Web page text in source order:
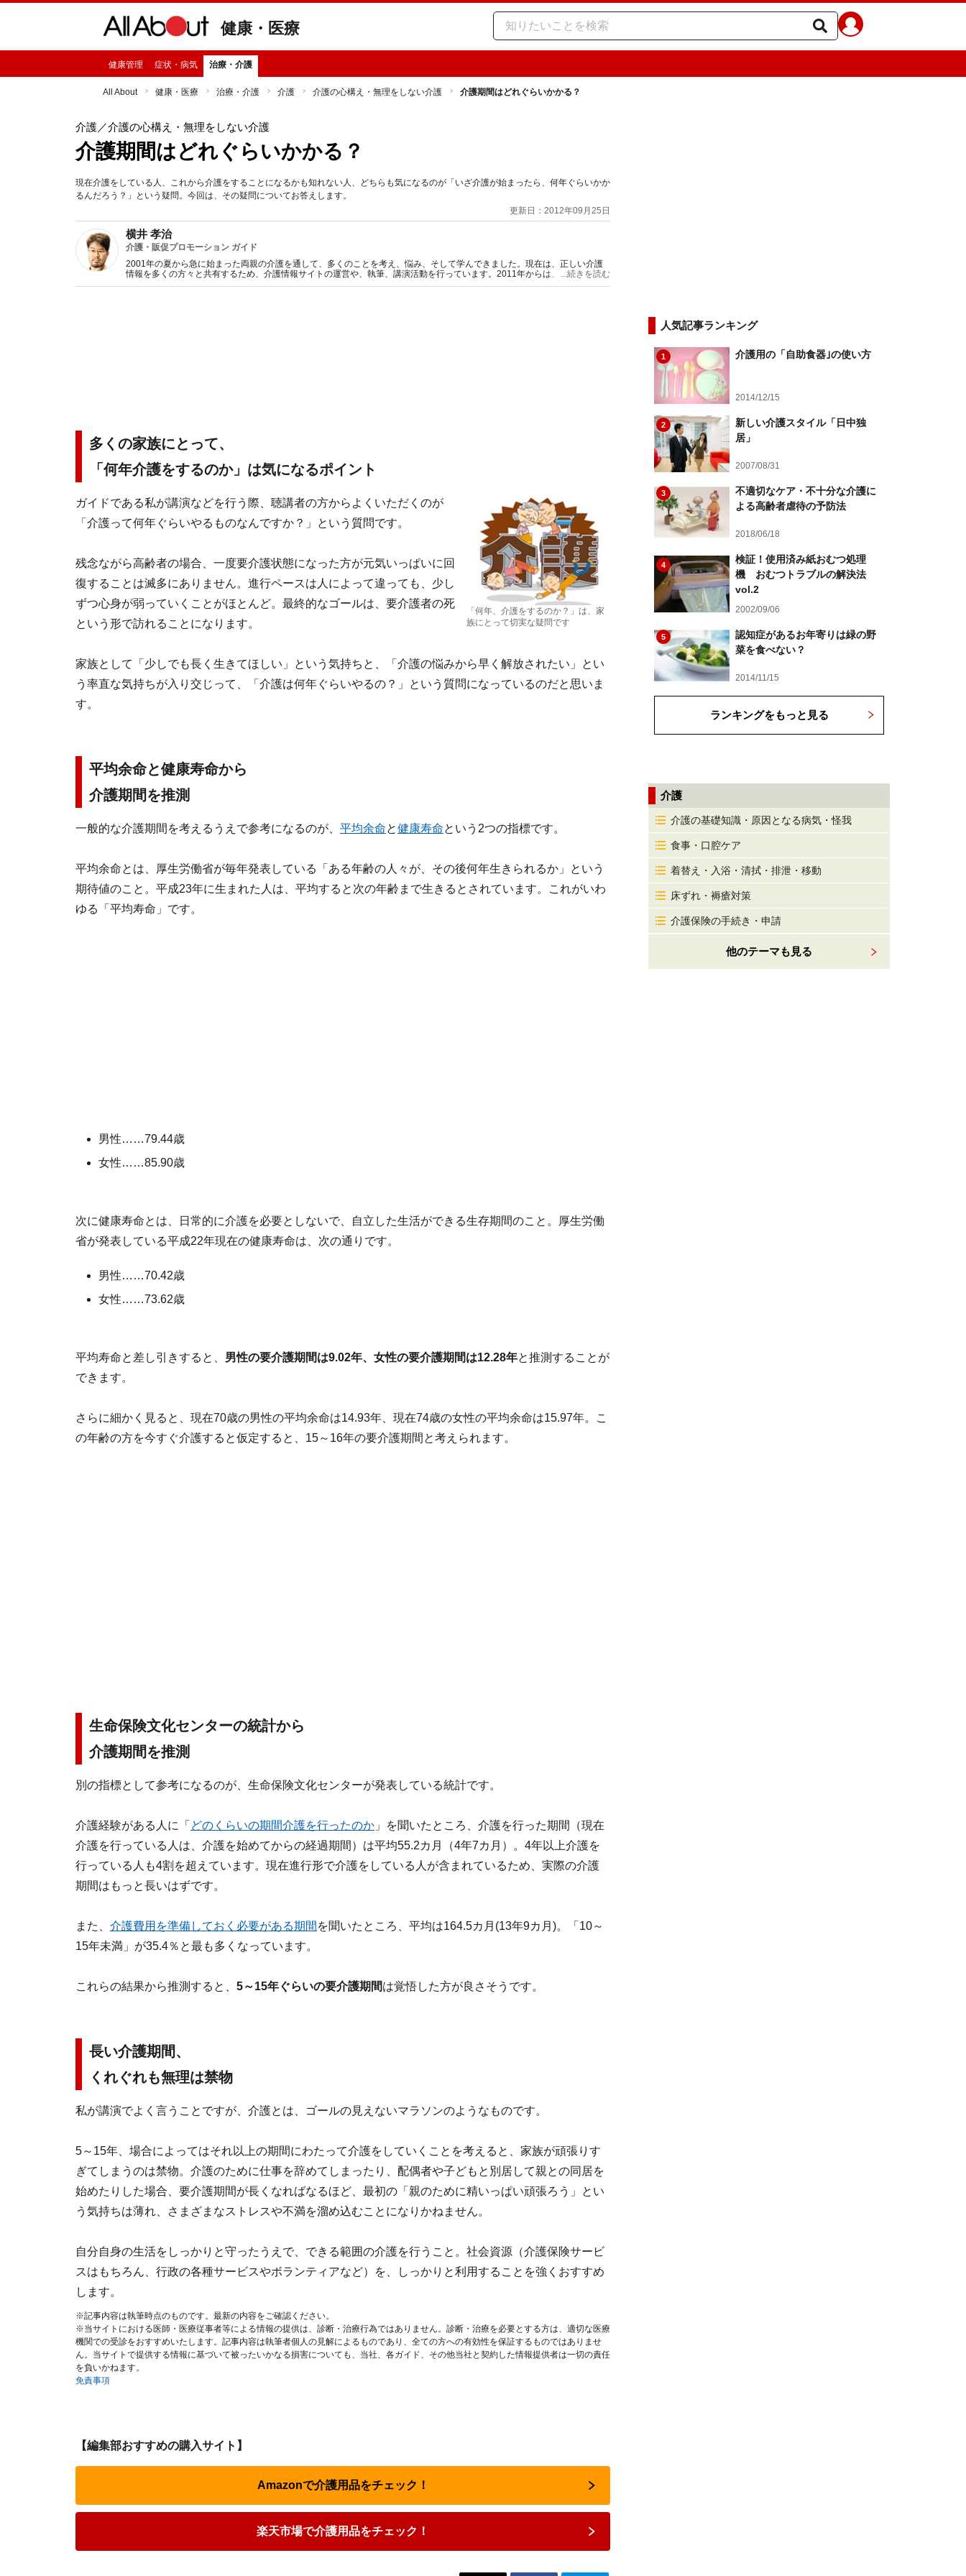
健康・医療
健康管理 症状・病気 治療・介護
All About 健康・医療 治療・介護 介護 介護の心構え・無理をしない介護 介護期間はどれぐらいかかる？
介護／介護の心構え・無理をしない介護
介護期間はどれぐらいかかる？
現在介護をしている人、これから介護をすることになるかも知れない人、どちらも気になるのが「いざ介護が始まったら、何年ぐらいかか
るんだろう？」という疑問。今回は、その疑問についてお答えします。
更新日：2012年09月25日
横井 孝治
介護・販促プロモーション ガイド
2001年の夏から急に始まった両親の介護を通して、多くのことを考え、悩み、そして学んできました。現在は、正しい介護
情報を多くの方々と共有するため、介護情報サイトの運営や、執筆、講演活動を行っています。2011年からは、20年以上の
キャリアをもとに「販促プロモーション」ガイドにも就任しました。
...続きを読む
多くの家族にとって、
「何年介護をするのか」は気になるポイント
「何年、介護をするのか？」は、家
族にとって切実な疑問です
ガイドである私が講演などを行う際、聴講者の方からよくいただくのが
「介護って何年ぐらいやるものなんですか？」という質問です。
残念ながら高齢者の場合、一度要介護状態になった方が元気いっぱいに回
復することは滅多にありません。進行ペースは人によって違っても、少し
ずつ心身が弱っていくことがほとんど。最終的なゴールは、要介護者の死
という形で訪れることになります。
家族として「少しでも長く生きてほしい」という気持ちと、「介護の悩みから早く解放されたい」とい
う率直な気持ちが入り交じって、「介護は何年ぐらいやるの？」という質問になっているのだと思いま
す。
平均余命と健康寿命から
介護期間を推測
一般的な介護期間を考えるうえで参考になるのが、 平均余命と健康寿命という2つの指標です。
平均余命とは、厚生労働省が毎年発表している「ある年齢の人々が、その後何年生きられるか」という
期待値のこと。平成23年に生まれた人は、平均すると次の年齢まで生きるとされています。これがいわ
ゆる「平均寿命」です。
男性……79.44歳
女性……85.90歳
次に健康寿命とは、日常的に介護を必要としないで、自立した生活ができる生存期間のこと。厚生労働
省が発表している平成22年現在の健康寿命は、次の通りです。
男性……70.42歳
女性……73.62歳
平均寿命と差し引きすると、 男性の要介護期間は9.02年、女性の要介護期間は12.28年と推測することが
できます。
さらに細かく見ると、現在70歳の男性の平均余命は14.93年、現在74歳の女性の平均余命は15.97年。こ
の年齢の方を今すぐ介護すると仮定すると、15～16年の要介護期間と考えられます。
生命保険文化センターの統計から
介護期間を推測
別の指標として参考になるのが、生命保険文化センターが発表している統計です。
介護経験がある人に「 どのくらいの期間介護を行ったのか 」を聞いたところ、介護を行った期間（現在
介護を行っている人は、介護を始めてからの経過期間）は平均55.2カ月（4年7カ月）。4年以上介護を
行っている人も4割を超えています。現在進行形で介護をしている人が含まれているため、実際の介護
期間はもっと長いはずです。
また、 介護費用を準備しておく必要がある期間 を聞いたところ、平均は164.5カ月(13年9カ月)。「10～
15年未満」が35.4％と最も多くなっています。
これらの結果から推測すると、 5～15年ぐらいの要介護期間は覚悟した方が良さそうです。
長い介護期間、
くれぐれも無理は禁物
私が講演でよく言うことですが、介護とは、ゴールの見えないマラソンのようなものです。
5～15年、場合によってはそれ以上の期間にわたって介護をしていくことを考えると、家族が頑張りす
ぎてしまうのは禁物。介護のために仕事を辞めてしまったり、配偶者や子どもと別居して親との同居を
始めたりした場合、要介護期間が長くなればなるほど、最初の「親のために精いっぱい頑張ろう」とい
う気持ちは薄れ、さまざまなストレスや不満を溜め込むことになりかねません。
自分自身の生活をしっかりと守ったうえで、できる範囲の介護を行うこと。社会資源（介護保険サービ
スはもちろん、行政の各種サービスやボランティアなど）を、しっかりと利用することを強くおすすめ
します。
※記事内容は執筆時点のものです。最新の内容をご確認ください。
※当サイトにおける医師・医療従事者等による情報の提供は、診断・治療行為ではありません。診断・治療を必要とする方は、適切な医療
機関での受診をおすすめいたします。記事内容は執筆者個人の見解によるものであり、全ての方への有効性を保証するものではありませ
ん。当サイトで提供する情報に基づいて被ったいかなる損害についても、当社、各ガイド、その他当社と契約した情報提供者は一切の責任
を負いかねます。
免責事項
【編集部おすすめの購入サイト】
Amazonで介護用品をチェック！
楽天市場で介護用品をチェック！
人気記事ランキング
1 介護用の「自助食器｣の使い方
2014/12/15
2
新しい介護スタイル「日中独
居」
2007/08/31
3
不適切なケア・不十分な介護に
よる高齢者虐待の予防法
2018/06/18
4
検証！使用済み紙おむつ処理
機 おむつトラブルの解決法
vol.2
2002/09/06
5
認知症があるお年寄りは緑の野
菜を食べない？
2014/11/15
ランキングをもっと見る
介護
介護の基礎知識・原因となる病気・怪我
食事・口腔ケア
着替え・入浴・清拭・排泄・移動
床ずれ・褥瘡対策
介護保険の手続き・申請
他のテーマも見る